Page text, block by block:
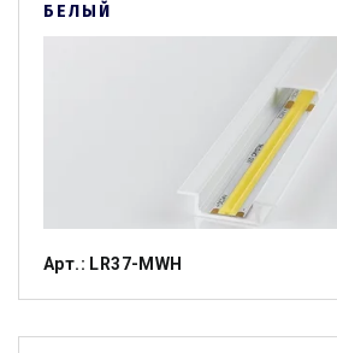
БЕЛЫЙ
Арт.: LR37-MWH